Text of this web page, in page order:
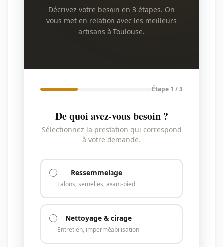
Décrivez votre besoin en 3 étapes. On
vous met en relation avec les meilleurs
artisans à Toulouse.
Étape 1 / 3
De quoi avez-vous besoin ?
Sélectionnez la prestation qui correspond
à votre demande.
Ressemmelage
Talons, semelles, avant-pied
Nettoyage & cirage
Entretien, imperméabilisation